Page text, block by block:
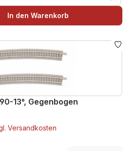
In den Warenkorb
13°, Gegenbogen
Versandkosten